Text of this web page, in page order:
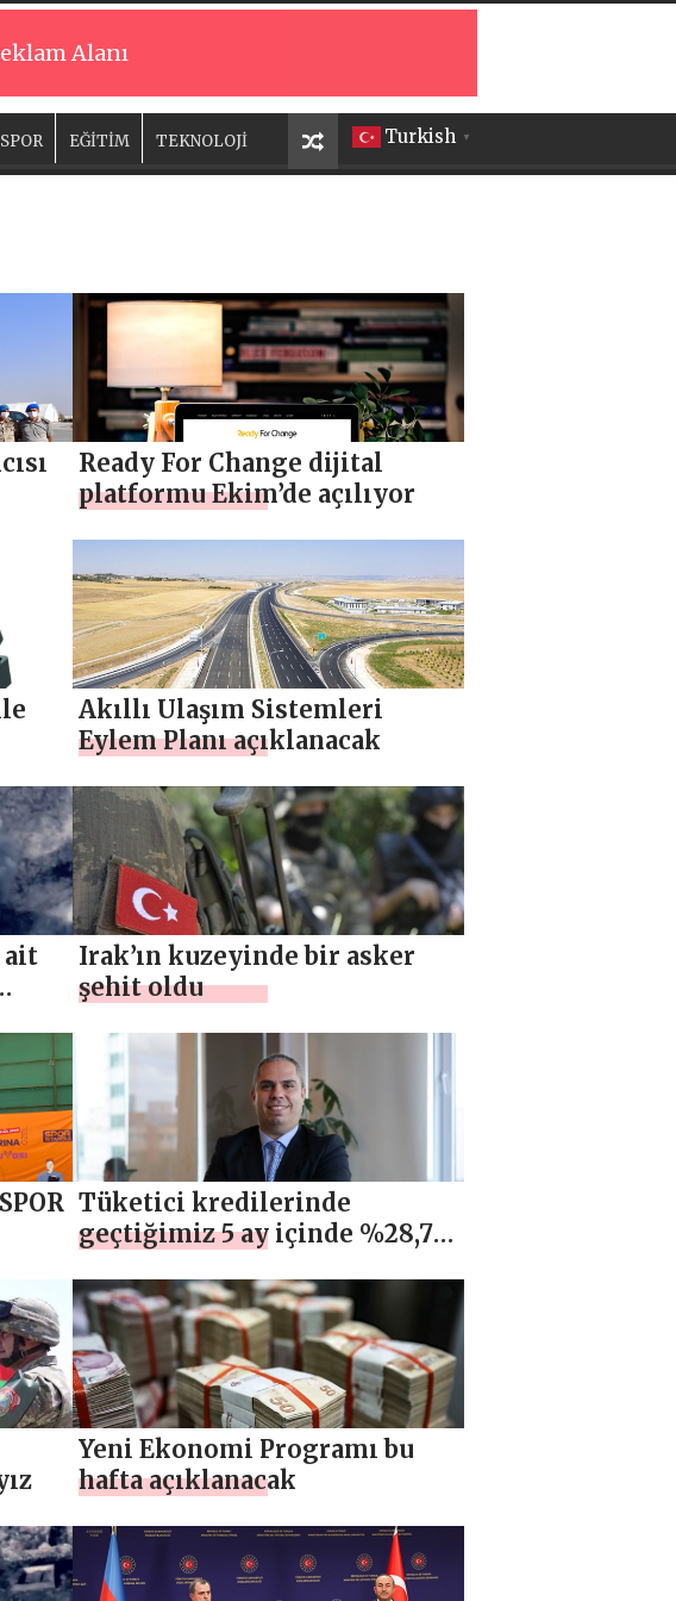
Alanı
Turkish ▼
SPOR EĞİTİM TEKNOLOJİ
Ready For Change dijital
platformu Ekim’de açılıyor
Akıllı Ulaşım Sistemleri
Eylem Planı açıklanacak
ait
Irak’ın kuzeyinde bir asker
şehit oldu
Tüketici kredilerinde
geçtiğimiz 5 ay içinde %28,7
Yeni Ekonomi Programı bu
hafta açıklanacak